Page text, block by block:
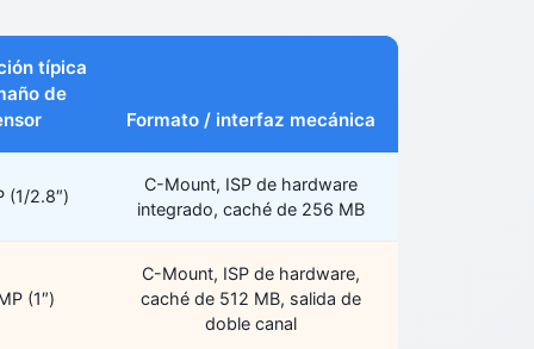
típica
de
Formato / interfaz mecánica
(1/2.8″)
C-Mount, ISP de hardware
integrado, caché de 256 MB
(1″)
C-Mount, ISP de hardware,
caché de 512 MB, salida de
doble canal